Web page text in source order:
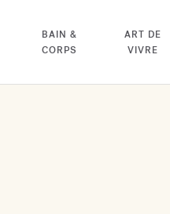
BAIN &
CORPS
ART DE
VIVRE